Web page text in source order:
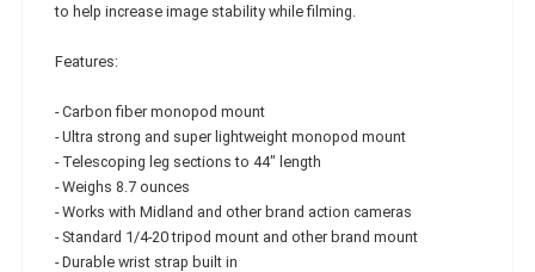
to help increase image stability while filming.
Features:
- Carbon fiber monopod mount
- Ultra strong and super lightweight monopod mount
- Telescoping leg sections to 44" length
- Weighs 8.7 ounces
- Works with Midland and other brand action cameras
- Standard 1/4-20 tripod mount and other brand mount
- Durable wrist strap built in